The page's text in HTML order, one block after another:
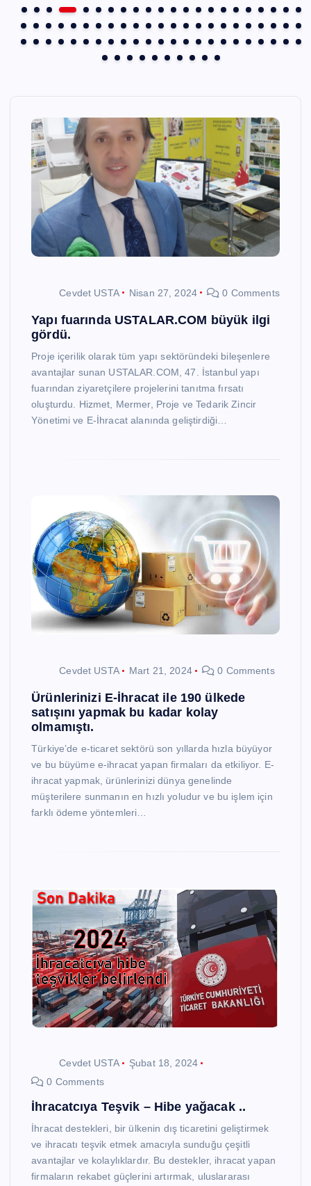
Cevdet USTA Nisan 27, 2024 0 Comments
Yapı fuarında USTALAR.COM büyük ilgi
gördü.
Proje içerilik olarak tüm yapı sektöründeki bileşenlere
avantajlar sunan USTALAR.COM, 47. İstanbul yapı
fuarından ziyaretçilere projelerini tanıtma fırsatı
oluşturdu. Hizmet, Mermer, Proje ve Tedarik Zincir
Yönetimi ve E-İhracat alanında geliştirdiği…
Cevdet USTA Mart 21, 2024 0 Comments
Ürünlerinizi E-İhracat ile 190 ülkede
satışını yapmak bu kadar kolay
olmamıştı.
Türkiye’de e-ticaret sektörü son yıllarda hızla büyüyor
ve bu büyüme e-ihracat yapan firmaları da etkiliyor. E-
ihracat yapmak, ürünlerinizi dünya genelinde
müşterilere sunmanın en hızlı yoludur ve bu işlem için
farklı ödeme yöntemleri…
Cevdet USTA
Şubat 18, 2024
0 Comments
İhracatcıya Teşvik – Hibe yağacak ..
İhracat destekleri, bir ülkenin dış ticaretini geliştirmek
ve ihracatı teşvik etmek amacıyla sunduğu çeşitli
avantajlar ve kolaylıklardır. Bu destekler, ihracat yapan
firmaların rekabet güçlerini artırmak, uluslararası